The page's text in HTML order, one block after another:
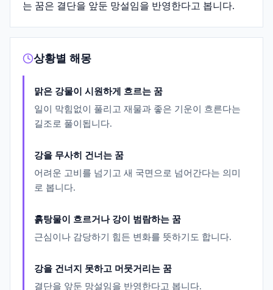
는 꿈은 결단을 앞둔 망설임을 반영한다고 봅니다.
상황별 해몽
맑은 강물이 시원하게 흐르는 꿈
일이 막힘없이 풀리고 재물과 좋은 기운이 흐른다는
길조로 풀이됩니다.
강을 무사히 건너는 꿈
어려운 고비를 넘기고 새 국면으로 넘어간다는 의미
로 봅니다.
흙탕물이 흐르거나 강이 범람하는 꿈
근심이나 감당하기 힘든 변화를 뜻하기도 합니다.
강을 건너지 못하고 머뭇거리는 꿈
결단을 앞둔 망설임을 반영한다고 봅니다.